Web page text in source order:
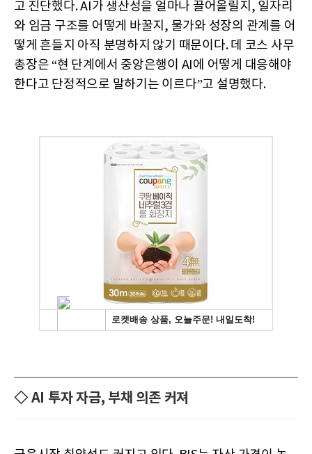
고 진단했다. AI가 생산성을 얼마나 끌어올릴지, 일자리
와 임금 구조를 어떻게 바꿀지, 물가와 성장의 관계를 어
떻게 흔들지 아직 분명하지 않기 때문이다. 데 코스 사무
총장은 “현 단계에서 중앙은행이 AI에 어떻게 대응해야
한다고 단정적으로 말하기는 이르다”고 설명했다.
◇ AI 투자 자금, 부채 의존 커져